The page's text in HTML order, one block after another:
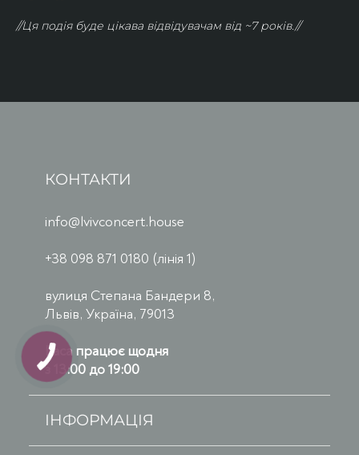
//Ця подія буде цікава відвідувачам від ~7 років.//
КОНТАКТИ
info@lvivconcert.house
+38 098 871 0180 (лінія 1)
вулиця Степана Бандери 8,
Львів, Україна, 79013
Каса працює щодня
з 13:00 до 19:00
ІНФОРМАЦІЯ